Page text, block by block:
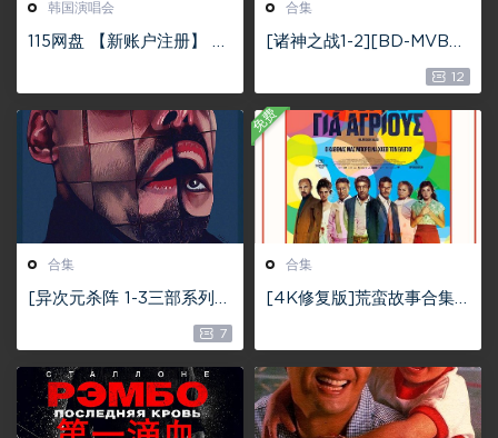
韩国演唱会
115网盘 【新账户注册】 包
合集
[诸神之战1-2][BD-MVBR]
[英语中字][1080p][2010-
12
合集
[异次元杀阵 1-3三部系列合
集][1997-2004][MKV/7
7
合集
[4K修复版]荒蛮故事合集
压制 方便下载
免费